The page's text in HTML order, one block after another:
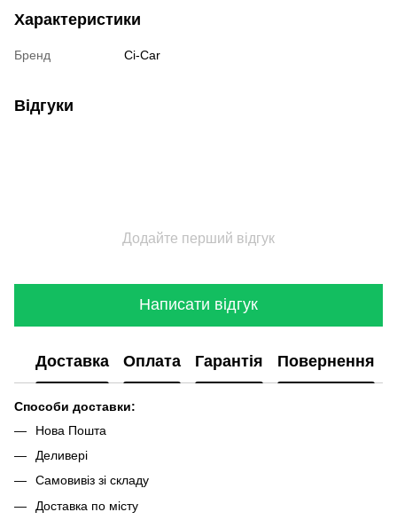
Характеристики
Бренд Ci-Car
Відгуки
Додайте перший відгук
Написати відгук
Доставка Оплата Гарантія Повернення
Способи доставки:
Нова Пошта
Деливері
Самовивіз зі складу
Доставка по місту